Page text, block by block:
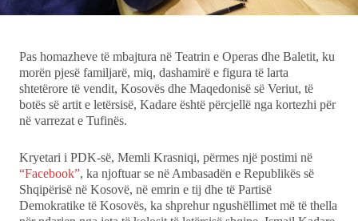
Teknologji
Udhëtime
DuVideo
Pas homazheve të mbajtura në Teatrin e Operas dhe Baletit, ku
morën pjesë familjarë, miq, dashamirë e figura të larta
shtetërore të vendit, Kosovës dhe Maqedonisë së Veriut, të
botës së artit e letërsisë, Kadare është përcjellë nga kortezhi për
në varrezat e Tufinës.
Kryetari i PDK-së, Memli Krasniqi, përmes një postimi në
“Facebook”, ka njoftuar se në Ambasadën e Republikës së
Shqipërisë në Kosovë, në emrin e tij dhe të Partisë
Demokratike të Kosovës, ka shprehur ngushëllimet më të thella